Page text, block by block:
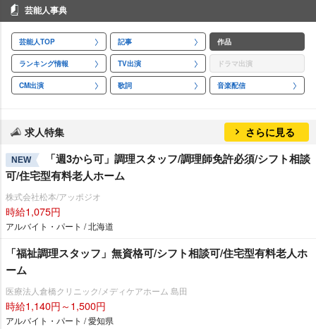
芸能人事典
芸能人TOP 記事 作品
ランキング情報 TV出演 ドラマ出演
CM出演 歌詞 音楽配信
求人特集 さらに見る
NEW
「週3から可」調理スタッフ/調理師免許必須/シフト相談
可/住宅型有料老人ホーム
株式会社松本/アッポジオ
時給1,075円
アルバイト・パート / 北海道
「福祉調理スタッフ」無資格可/シフト相談可/住宅型有料老人ホ
ーム
医療法人倉橋クリニック/メディケアホーム 島田
時給1,140円～1,500円
アルバイト・パート / 愛知県